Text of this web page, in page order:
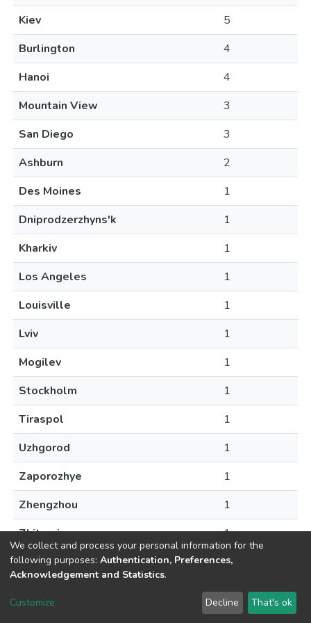
Kiev
5
Burlington
4
Hanoi
4
Mountain View
3
San Diego
3
Ashburn
2
Des Moines
1
Dniprodzerzhyns'k
1
Kharkiv
1
Los Angeles
1
Louisville
1
Lviv
1
Mogilev
1
Stockholm
1
Tiraspol
1
Uzhgorod
1
Zaporozhye
1
Zhengzhou
1
Zhitomir
1
DSpace software copyright © 2002-2026 LYRASIS
Send Feedback
We collect and process your personal information for the
following purposes: Authentication, Preferences,
Acknowledgement and Statistics.
Customize Decline That's ok